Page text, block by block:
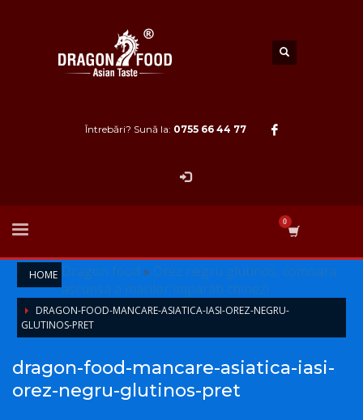
Întrebări? Sună la: 0755 66 44 77
HOME Dragon food » Orez negru glutinos, comoara
ascunsa a marilor imparati chinezi
DRAGON-FOOD-MANCARE-ASIATICA-IASI-OREZ-NEGRU-
GLUTINOS-PRET
dragon-food-mancare-asiatica-iasi-
orez-negru-glutinos-pret